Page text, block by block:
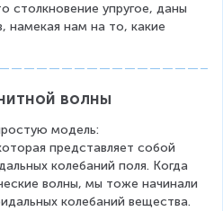
столкновение упругое, даны
намекая нам на то, какие
волны
модель:
представляет собой
колебаний поля. Когда
волны, мы тоже начинали
колебаний вещества.